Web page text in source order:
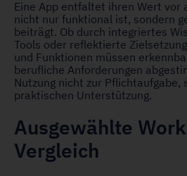
Eine App entfaltet ihren Wert vor
nicht nur funktional ist, sondern
beiträgt. Ob durch integriertes
Tools oder reflektierte
und Funktionen müssen
berufliche Anforderungen
Nutzung nicht zur Pflichtaufgabe,
praktischen Unterstützung.
Ausgewählte
Vergleich